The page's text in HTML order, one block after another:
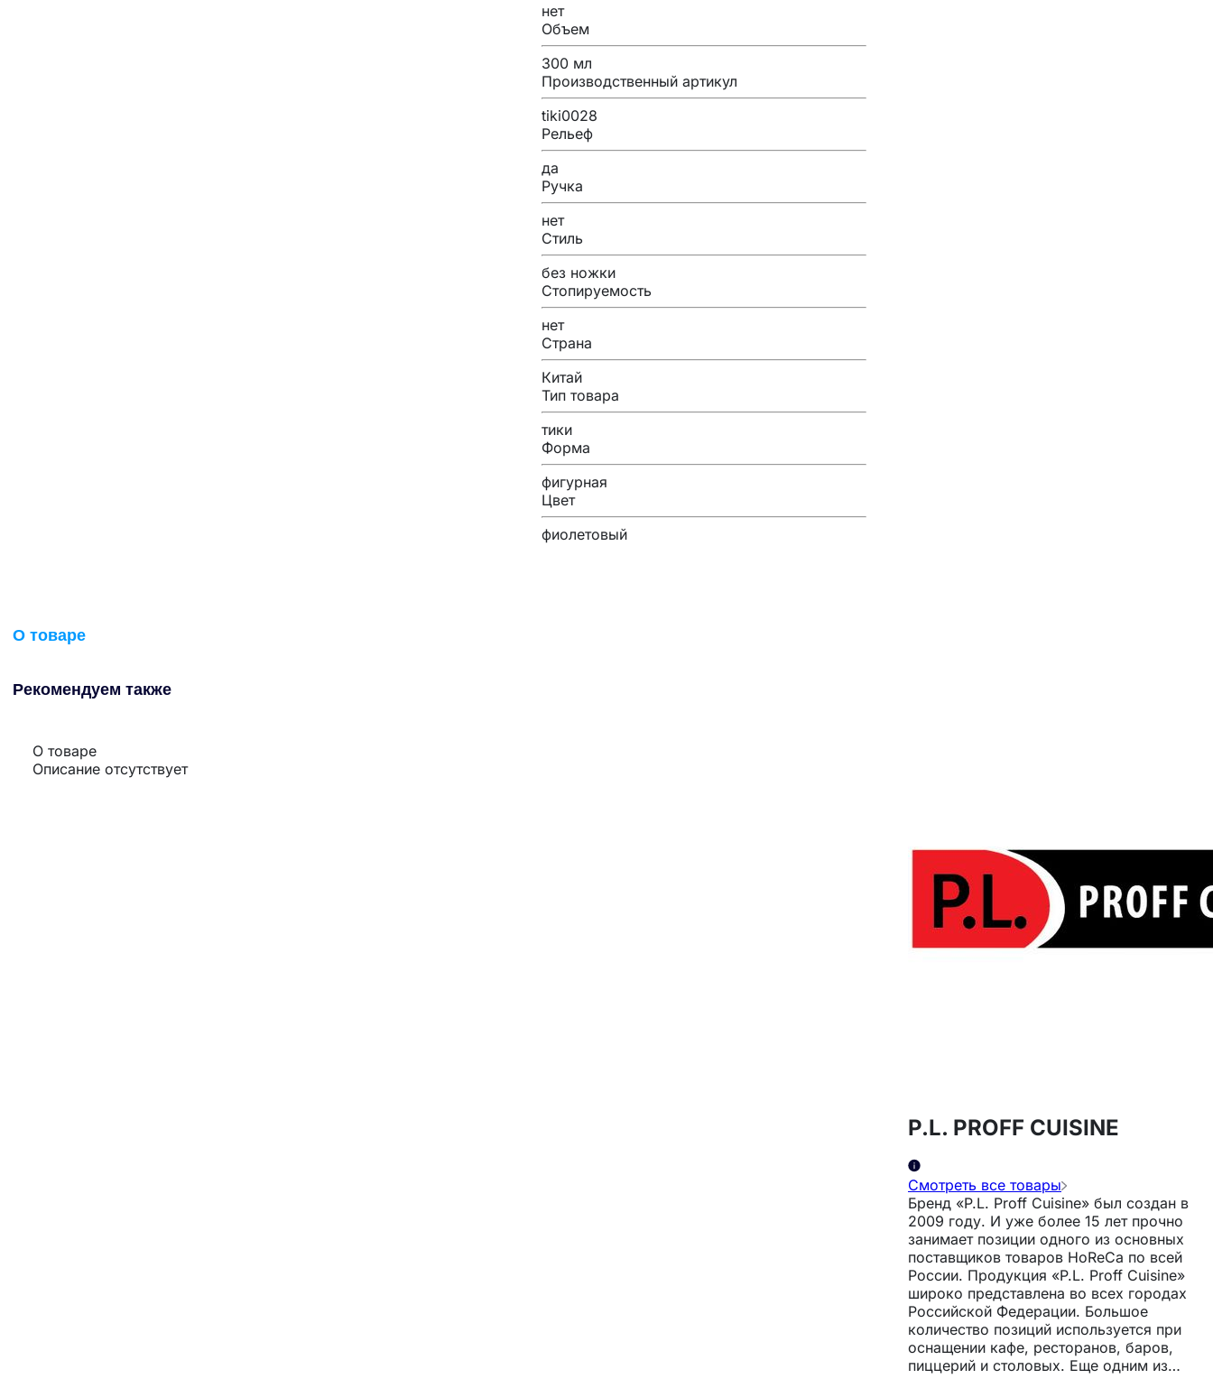
нет
Объем
300 мл
Производственный артикул
tiki0028
Рельеф
да
Ручка
нет
Стиль
без ножки
Стопируемость
нет
Страна
Китай
Тип товара
тики
Форма
фигурная
Цвет
фиолетовый
О товаре
Рекомендуем также
О товаре
Описание отсутствует
P.L. PROFF CUISINE
Смотреть все товары
Бренд «P.L. Proff Cuisine» был создан в
2009 году. И уже более 15 лет прочно
занимает позиции одного из основных
поставщиков товаров HoReCa по всей
России. Продукция «P.L. Proff Cuisine»
широко представлена во всех городах
Российской Федерации. Большое
количество позиций используется при
оснащении кафе, ресторанов, баров,
пиццерий и столовых. Еще одним из